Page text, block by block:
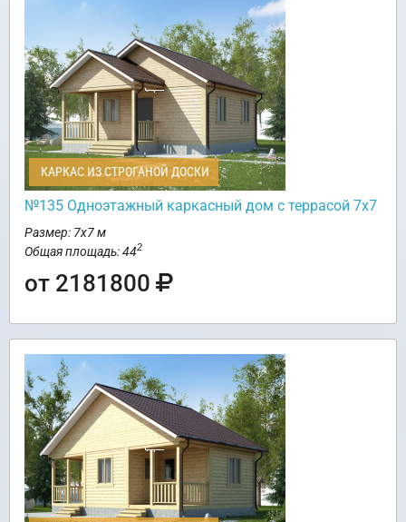
КАРКАС ИЗ СТРОГАНОЙ ДОСКИ
№135 Одноэтажный каркасный дом с террасой 7х7
Размер: 7х7 м
Общая площадь: 442
от 2181800